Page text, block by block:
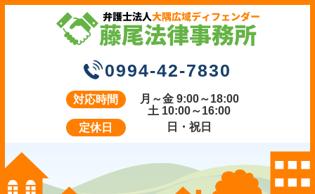
0994-42-7830
対応時間
月～金 9:00～18:00
土 10:00～16:00
定休日
日・祝日